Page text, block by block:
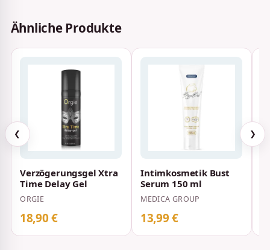
Ähnliche Produkte
❮
Verzögerungsgel Xtra
Time Delay Gel
ORGIE
18,90 €
Intimkosmetik Bust
Serum 150 ml
MEDICA GROUP
13,99 €
❯